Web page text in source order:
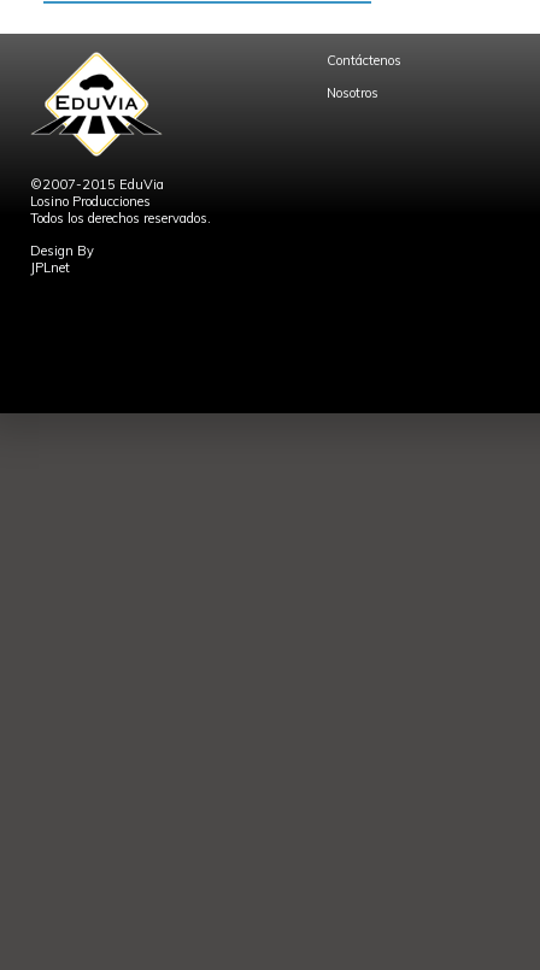
©2007-2015 EduVia
Losino Producciones
Todos los derechos reservados.
Design By
JPLnet
Contáctenos
Nosotros